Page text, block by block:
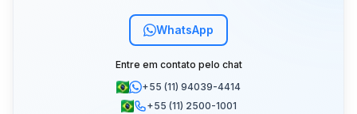
WhatsApp
Entre em contato pelo chat
+55 (11) 94039-4414
+55 (11) 2500-1001